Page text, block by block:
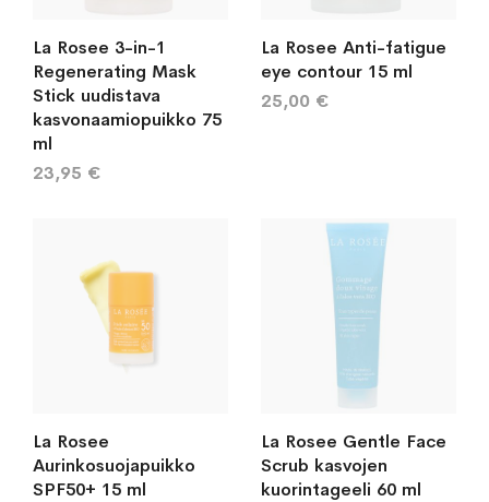
La Rosee 3-in-1
Regenerating Mask
Stick uudistava
kasvonaamiopuikko 75
ml
23,95 €
La Rosee Anti-fatigue
eye contour 15 ml
25,00 €
La Rosee
Aurinkosuojapuikko
SPF50+ 15 ml
La Rosee Gentle Face
Scrub kasvojen
kuorintageeli 60 ml